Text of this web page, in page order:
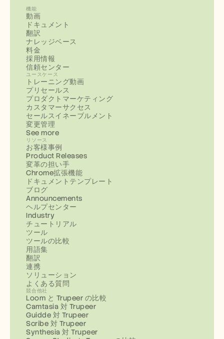
機能
動画
ドキュメント
翻訳
ナレッジベース
料金
採用情報
信頼センター
ユースケース
トレーニング動画
プリセールス
プロダクトマーケティング
カスタマーサクセス
セールスイネーブルメント
変更管理
See more
リソース
お客様事例
Product Releases
変革の担い手
Chrome拡張機能
ドキュメントテンプレート
ブログ
Announcements
ヘルプセンター
Industry
チュートリアル
ツール
ツールの比較
用語集
翻訳
連携
ソリューション
よくある質問
競合他社
Loom と Trupeer の比較
Camtasia 対 Trupeer
Guidde 対 Trupeer
Scribe 対 Trupeer
Synthesia 対 Trupeer